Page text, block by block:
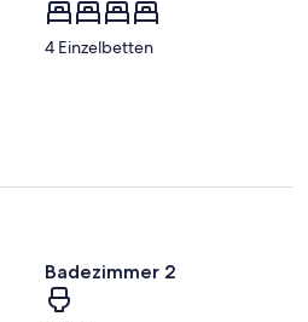
4 Einzelbetten
Badezimmer 2